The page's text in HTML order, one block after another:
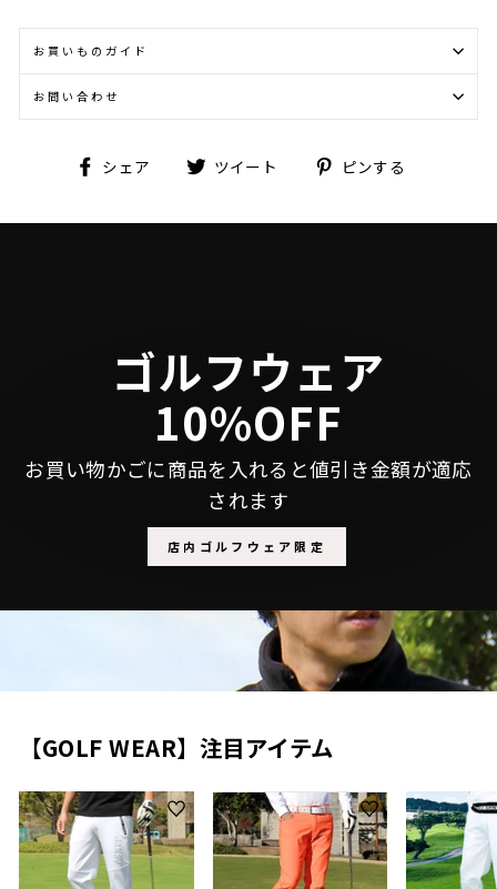
お買いものガイド
お問い合わせ
シェア
Facebookツイート
Twitterピンする
ゴルフウェア
10%OFF
お買い物かごに商品を入れると値引き金額が適応
されます
店内ゴルフウェア限定
【GOLF WEAR】注目アイテム